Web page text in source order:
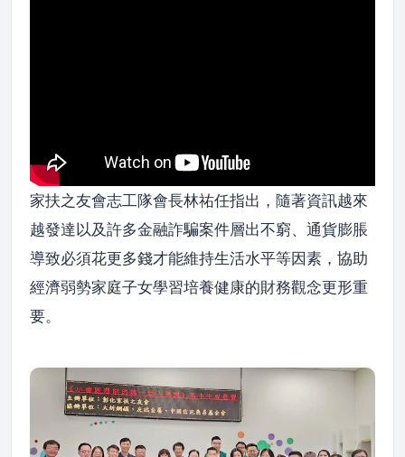
家扶之友會志工隊會長林祐任指出，隨著資訊越來
越發達以及許多金融詐騙案件層出不窮、通貨膨脹
導致必須花更多錢才能維持生活水平等因素，協助
經濟弱勢家庭子女學習培養健康的財務觀念更形重
要。